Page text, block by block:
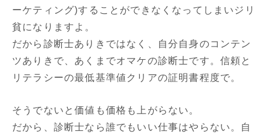
ーケティング)することができなくなってしまいジリ
貧になりますよ。
だから診断士ありきではなく、自分自身のコンテン
ツありきで、あくまでオマケの診断士です。信頼と
リテラシーの最低基準値クリアの証明書程度で。
そうでないと価値も価格も上がらない。
だから、診断士なら誰でもいい仕事はやらない。自